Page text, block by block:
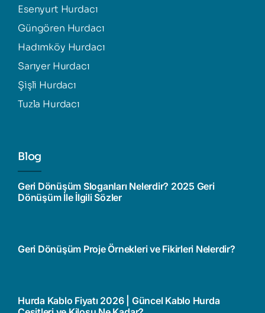
Esenyurt Hurdacı
Güngören Hurdacı
Hadımköy Hurdacı
Sarıyer Hurdacı
Şişli Hurdacı
Tuzla Hurdacı
Blog
Geri Dönüşüm Sloganları Nelerdir? 2025 Geri
Dönüşüm İle İlgili Sözler
Geri Dönüşüm Proje Örnekleri ve Fikirleri Nelerdir?
Hurda Kablo Fiyatı 2026 | Güncel Kablo Hurda